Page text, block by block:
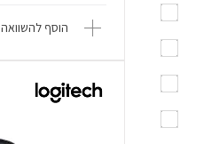
הוסף להשוואה